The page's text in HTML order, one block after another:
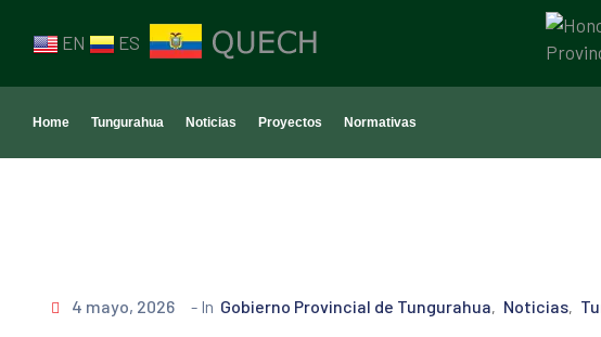
EN ES
Home Tungurahua Noticias Proyectos Normativas
4 mayo, 2026 - In Gobierno Provincial de Tungurahua‚ Noticias‚